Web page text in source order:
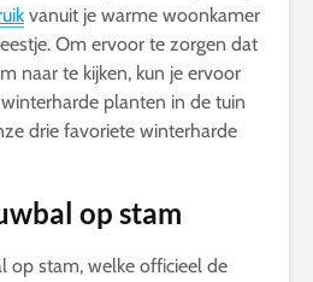
vanuit je warme woonkamer
Om ervoor te zorgen dat
naar te kijken, kun je ervoor
planten in de tuin
drie favoriete winterharde
op stam
op stam, welke officieel de